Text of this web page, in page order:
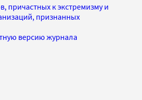
причастных к экстремизму и
признанных
версию журнала